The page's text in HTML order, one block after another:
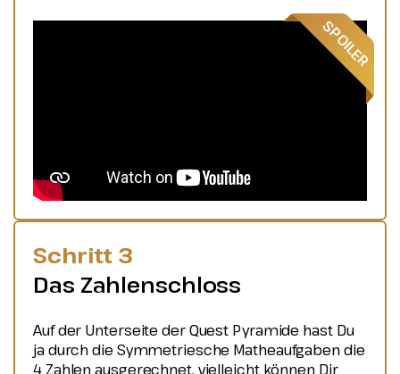
Schritt 3
Das Zahlenschloss
Auf der Unterseite der Quest Pyramide hast Du
ja durch die Symmetriesche Matheaufgaben die
4 Zahlen ausgerechnet, vielleicht können Dir